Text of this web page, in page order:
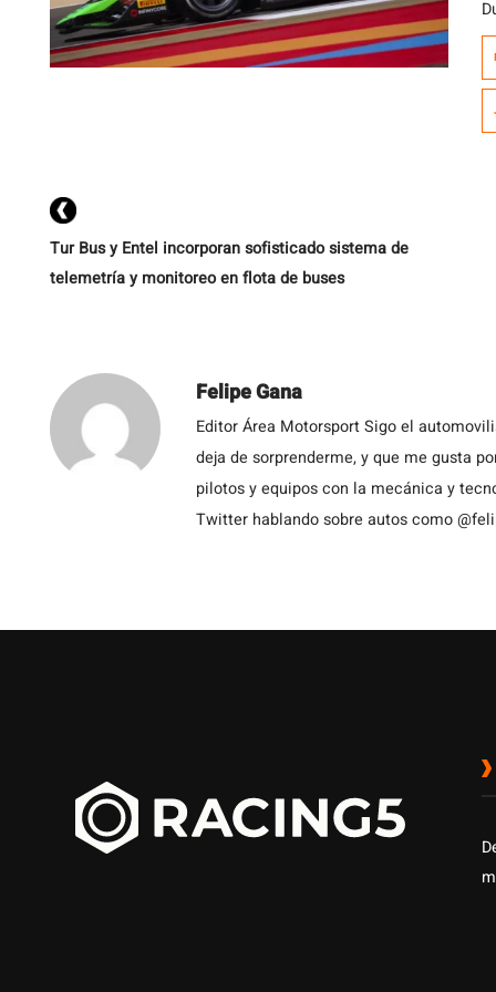
Tur Bus y Entel incorporan sofisticado sistema de
telemetría y monitoreo en flota de buses
Felipe Gana
Editor Área Motorsport Sigo el
deja de sorprenderme, y que me gusta
pilotos y equipos con la mecánica y
Twitter hablando sobre autos como